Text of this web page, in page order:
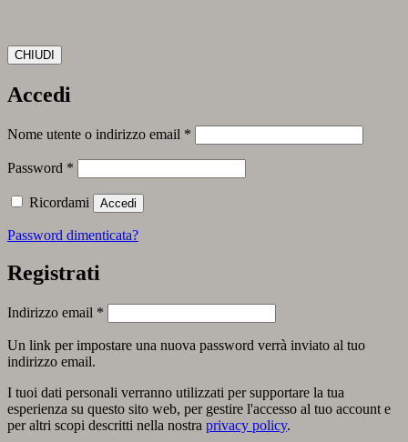
CHIUDI
Accedi
Nome utente o indirizzo email *
Password *
Ricordami Accedi
Password dimenticata?
Registrati
Indirizzo email *
Un link per impostare una nuova password verrà inviato al tuo
indirizzo email.
I tuoi dati personali verranno utilizzati per supportare la tua
esperienza su questo sito web, per gestire l'accesso al tuo account e
per altri scopi descritti nella nostra privacy policy.